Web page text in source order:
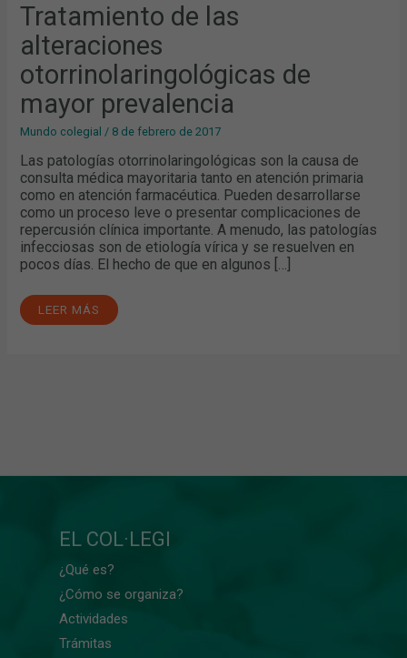
Tratamiento de las
alteraciones
otorrinolaringológicas de
mayor prevalencia
Mundo colegial / 8 de febrero de 2017
Las patologías otorrinolaringológicas son la causa de
consulta médica mayoritaria tanto en atención primaria
como en atención farmacéutica. Pueden desarrollarse
como un proceso leve o presentar complicaciones de
repercusión clínica importante. A menudo, las patologías
infecciosas son de etiología vírica y se resuelven en
pocos días. El hecho de que en algunos […]
LEER MÁS
EL COL·LEGI
¿Qué es?
¿Cómo se organiza?
Actividades
Trámitas